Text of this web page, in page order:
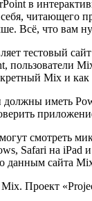
в
читающего
Всё, что вам
тестовый
пользователи
Mix и
должны иметь
смотреть
Safari на
данным сайта
Проект